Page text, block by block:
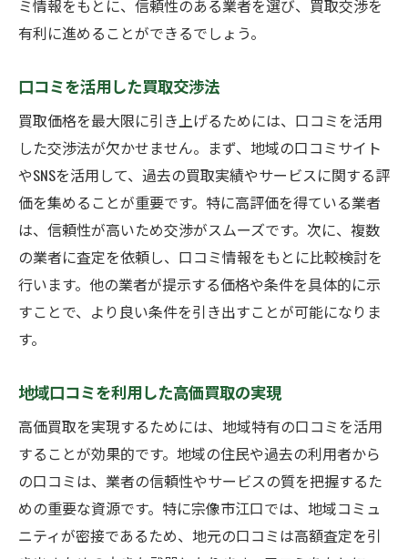
ミ情報をもとに、信頼性のある業者を選び、買取交渉を
有利に進めることができるでしょう。
口コミを活用した買取交渉法
買取価格を最大限に引き上げるためには、口コミを活用
した交渉法が欠かせません。まず、地域の口コミサイト
やSNSを活用して、過去の買取実績やサービスに関する評
価を集めることが重要です。特に高評価を得ている業者
は、信頼性が高いため交渉がスムーズです。次に、複数
の業者に査定を依頼し、口コミ情報をもとに比較検討を
行います。他の業者が提示する価格や条件を具体的に示
すことで、より良い条件を引き出すことが可能になりま
す。
地域口コミを利用した高価買取の実現
高価買取を実現するためには、地域特有の口コミを活用
することが効果的です。地域の住民や過去の利用者から
の口コミは、業者の信頼性やサービスの質を把握するた
めの重要な資源です。特に宗像市江口では、地域コミュ
ニティが密接であるため、地元の口コミは高額査定を引